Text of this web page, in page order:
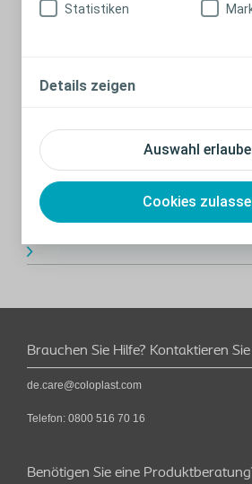
Auswahl
Cookies
Statistiken
Details zeigen
Tipps für die Toilette
Die ideale Sitzposition auf der Toilette
Brauchen Sie Hilfe? Kontaktieren
de.care@coloplast.com
Telefon: 0800 516 70 16
Benötigen Sie eine